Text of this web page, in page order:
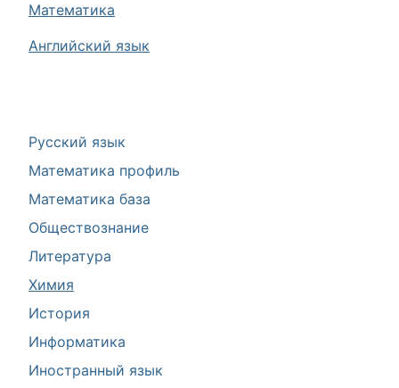
Русский язык
Математика профиль
Математика база
Обществознание
Литература
Химия
История
Информатика
Иностранный язык
Математика
Английский язык